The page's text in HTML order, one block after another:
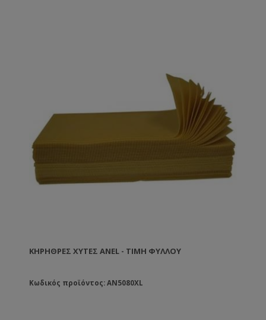
ΚΗΡΉΘΡΕΣ ΧΥΤΈΣ ANEL - ΤΙΜΉ ΦΎΛΛΟΥ
Κωδικός προϊόντος: AN5080XL